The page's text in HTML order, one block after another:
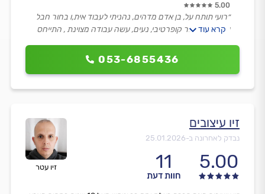
053-6855436
5.00
״רועי תותח על, בן אדם מדהים, נהניתי לעבוד אית,ו בחור חבל
על הזמן, סופר קופרטיבי, נעים, עשה עבודה מצוינת , התייחס
קרא עוד
זיו עטר
זיו עיצובים
נבדק לאחרונה ב-25.01.2026
5.00
11
חוות דעת